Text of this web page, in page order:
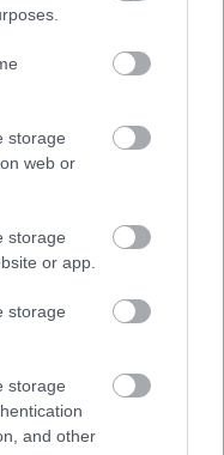
storage
web or
storage
or app.
storage
storage
and other
ο λογαριασμός
νέες «κόκκινες
τι αλλάζει σε